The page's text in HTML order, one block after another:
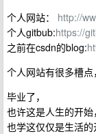
个人网站： http://
个人gitbub:https://
之前在csdn的blog:
个人网站有很多槽
毕业了，
也许这是人生的开始，
也学这仅仅是生活的